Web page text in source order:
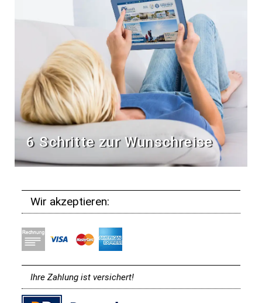
6 Schritte zur Wunschreise
Wir akzeptieren:
Ihre Zahlung ist versichert!